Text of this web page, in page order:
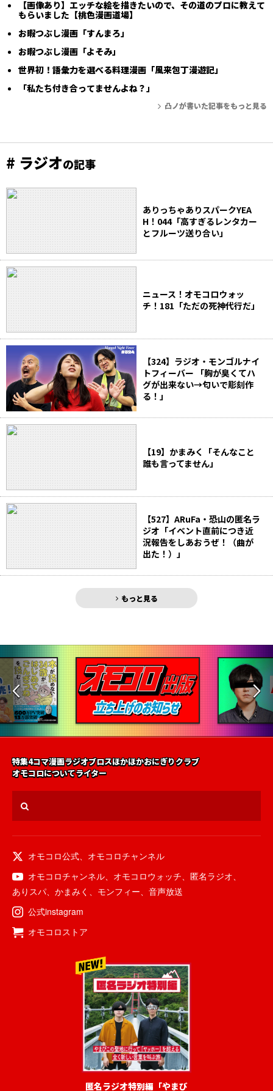
【画像あり】エッチな絵を描きたいので、その道のプロに教えて
もらいました【桃色漫画道場】
お暇つぶし漫画「すんまろ」
お暇つぶし漫画「よそみ」
世界初！語彙力を選べる料理漫画「風来包丁漫遊記」
「私たち付き合ってませんよね？」
凸ノが書いた記事をもっと見る
# ラジオの記事
ありっちゃありスパークYEA
H！044「高すぎるレンタカー
とフルーツ送り合い」
ニュース！オモコロウォッ
チ！181「ただの死神代行だ」
【324】ラジオ・モンゴルナイ
トフィーバー 「胸が臭くてハ
グが出来ない→匂いで彫刻作
る！」
【19】かまみく「そんなこと
誰も言ってません」
【527】ARuFa・恐山の匿名ラ
ジオ「イベント直前につき近
況報告をしあおうぜ！（曲が
出た！）」
もっと見る
特集4コマ漫画ラジオブロスほかほかおにぎりクラブ
オモコロについてライター
オモコロ公式、 オモコロチャンネル
オモコロチャンネル、 オモコロウォッチ、 匿名ラジオ、
ありスパ、 かまみく 、 モンフィー、 音声放送
公式instagram
オモコロストア
匿名ラジオ特別編「やまび